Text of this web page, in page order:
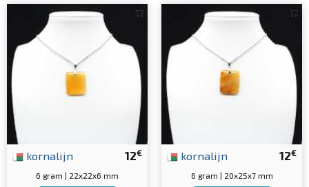
12€
kornalijn
6 gram | 22x22x6 mm
12€
kornalijn
6 gram | 20x25x7 mm